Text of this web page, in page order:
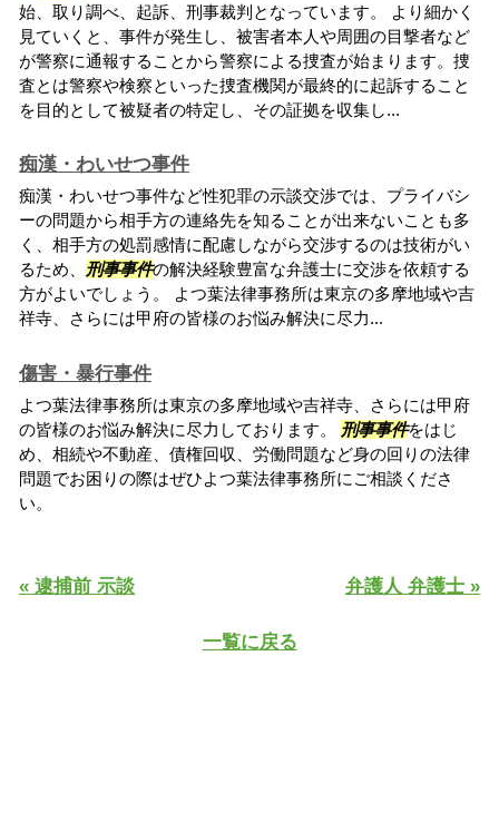
始、取り調べ、起訴、刑事裁判となっています。 より細かく
見ていくと、事件が発生し、被害者本人や周囲の目撃者など
が警察に通報することから警察による捜査が始まります。捜
査とは警察や検察といった捜査機関が最終的に起訴すること
を目的として被疑者の特定し、その証拠を収集し...
痴漢・わいせつ事件
痴漢・わいせつ事件など性犯罪の示談交渉では、プライバシ
ーの問題から相手方の連絡先を知ることが出来ないことも多
く、相手方の処罰感情に配慮しながら交渉するのは技術がい
るため、 刑事事件の解決経験豊富な弁護士に交渉を依頼する
方がよいでしょう。 よつ葉法律事務所は東京の多摩地域や吉
祥寺、さらには甲府の皆様のお悩み解決に尽力...
傷害・暴行事件
よつ葉法律事務所は東京の多摩地域や吉祥寺、さらには甲府
の皆様のお悩み解決に尽力しております。 刑事事件をはじ
め、相続や不動産、債権回収、労働問題など身の回りの法律
問題でお困りの際はぜひよつ葉法律事務所にご相談くださ
い。
« 逮捕前 示談 弁護人 弁護士 »
一覧に戻る